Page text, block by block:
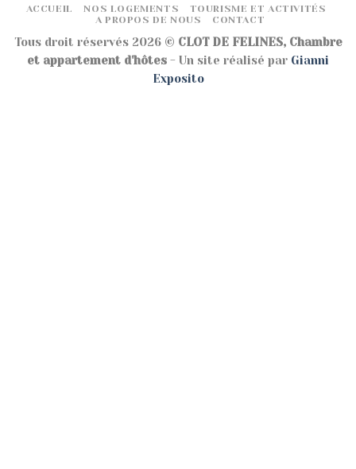
ACCUEIL NOS LOGEMENTS
TOURISME ET ACTIVITÉS
A PROPOS DE NOUS
CONTACT
Tous droit réservés 2026 © CLOT DE FELINES, Chambre
et appartement d'hôtes - Un site réalisé par Gianni
Exposito